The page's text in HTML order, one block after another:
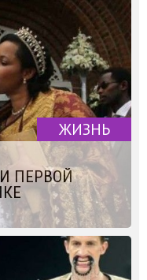
ЖИЗНЬ
ПЕРВОЙ